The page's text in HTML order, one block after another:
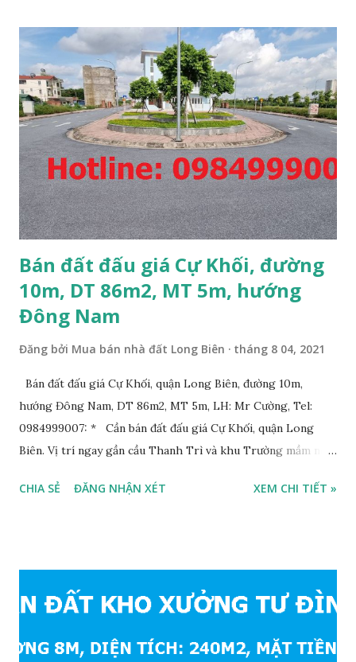
Bán đất đấu giá Cự Khối, đường
10m, DT 86m2, MT 5m, hướng
Đông Nam
Đăng bởi Mua bán nhà đất Long Biên tháng 8 04, 2021
Bán đất đấu giá Cự Khối, quận Long Biên, đường 10m,
hướng Đông Nam, DT 86m2, MT 5m, LH: Mr Cường, Tel:
0984999007: * Cần bán đất đấu giá Cự Khối, quận Long
Biên. Vị trí ngay gần cầu Thanh Trì và khu Trường mầm non,
đấu giá phường Cự Khối, khu đấu giá mới năm 2020, hạ tầng
Khối khoảng 300m. Cách vòng xuyến cuối đường Cổ Linh và
sẽ rất đẹp, lý tưởng để ở, văn phòng, hoặc xây căn hộ cho
CHIA SẺ ĐĂNG NHẬN XÉT XEM CHI TIẾT »